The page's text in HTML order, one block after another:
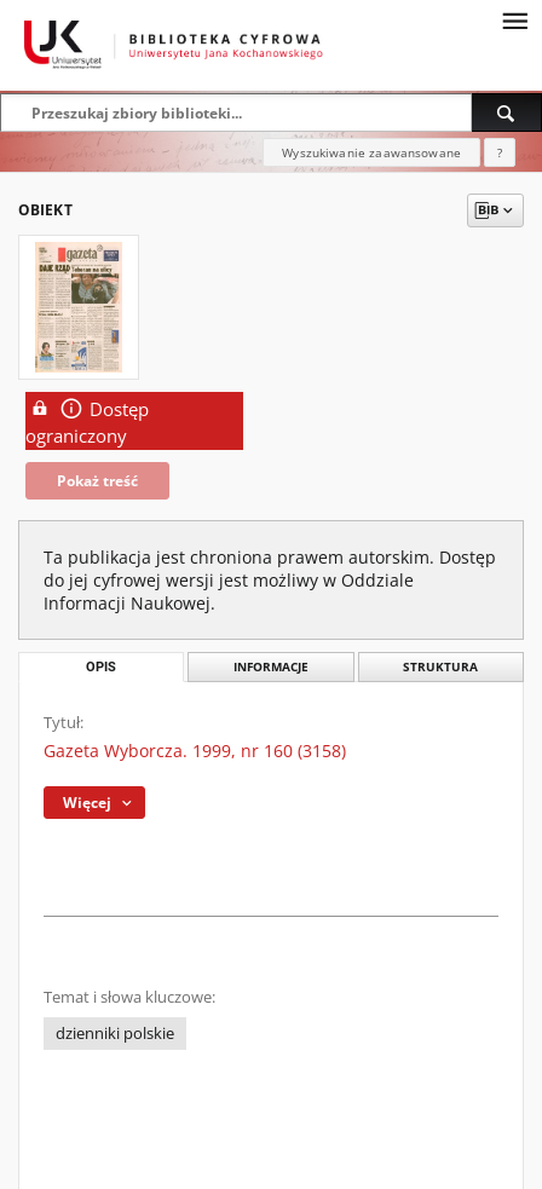
Wyszukiwanie zaawansowane ?
OBIEKT
Dostęp
ograniczony
Pokaż treść
Ta publikacja jest chroniona prawem autorskim. Dostęp
do jej cyfrowej wersji jest możliwy w Oddziale
Informacji Naukowej.
OPIS INFORMACJE STRUKTURA
Tytuł:
Gazeta Wyborcza. 1999, nr 160 (3158)
Więcej
Temat i słowa kluczowe:
dzienniki polskie